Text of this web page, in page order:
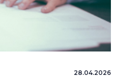
28.04.2026